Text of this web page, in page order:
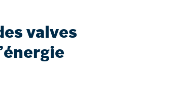
valves